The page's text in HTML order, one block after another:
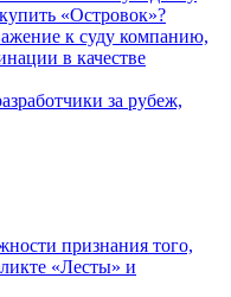
«Островок»?
к суду компанию,
в качестве
за рубеж,
признания того,
«Лесты» и